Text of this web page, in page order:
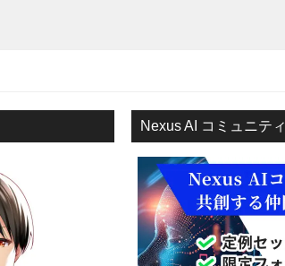
Nexus AI コミュニティ